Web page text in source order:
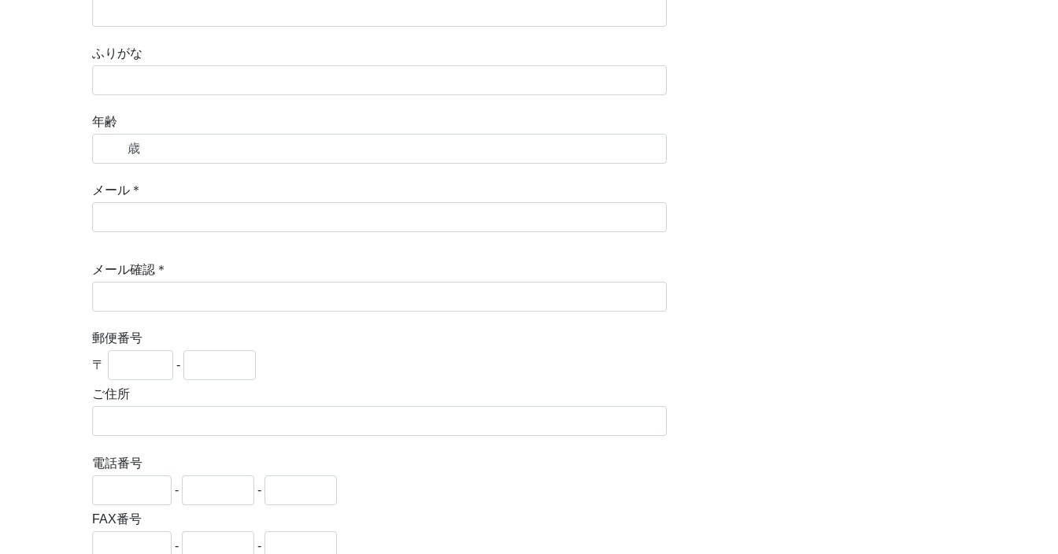
ふりがな
年齢
メール＊
メール確認＊
郵便番号
〒
-
ご住所
電話番号
-
-
FAX番号
-
-